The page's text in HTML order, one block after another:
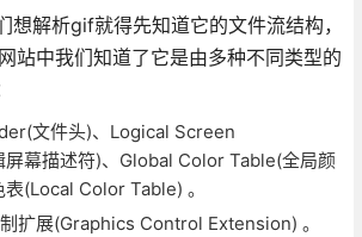
想解析gif就得先知道它的文件流结构，
站中我们知道了它是由多种不同类型的
文件头)、Logical Screen
幕描述符)、Global Color Table(全局颜
(Local Color Table) 。
扩展(Graphics Control Extension) 。